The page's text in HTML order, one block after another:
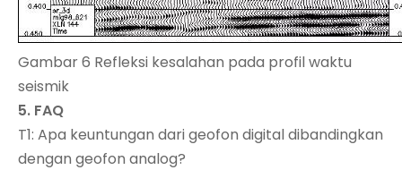
Gambar 6 Refleksi kesalahan pada profil waktu
seismik
5. FAQ
T1: Apa keuntungan dari geofon digital dibandingkan
dengan geofon analog?